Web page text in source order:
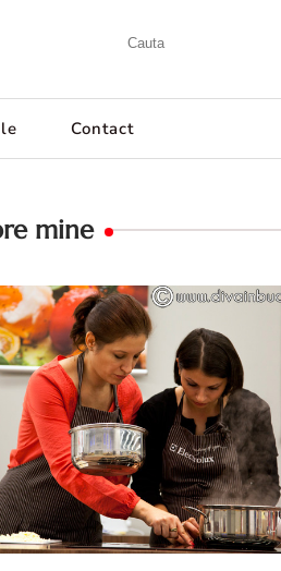
Contact
mine